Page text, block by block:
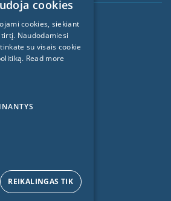
ENGLISH
GERMAN
FRENCH
POLISH
SWEDISH
cookies
cookies, siekiant
Naudodamiesi
su visais cookie
Read more
REIKALINGAS TIK